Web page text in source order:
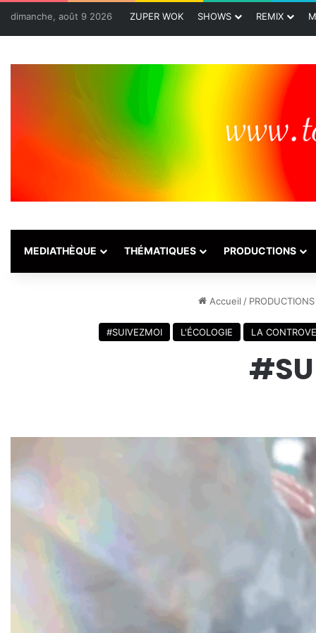
dimanche, août 9 2026 ZUPER WOK SHOWS REMIX
MEDIATHÈQUE THÉMATIQUES PRODUCTIONS
Accueil / PRODUCTIONS
#SUIVEZMOI L'ÉCOLOGIE LA